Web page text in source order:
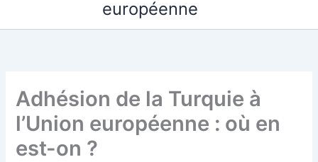
européenne
Adhésion de la Turquie à
l’Union européenne : où en
est-on ?